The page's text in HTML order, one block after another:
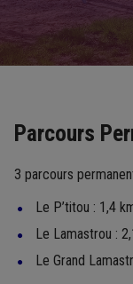
Parcours
3 parcours
Le P’titou : 1,4
Le Lamastrou :
Le Grand